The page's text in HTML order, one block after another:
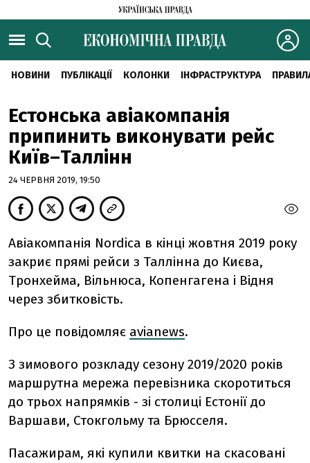
НОВИНИ ПУБЛІКАЦІЇ КОЛОНКИ ІНФРАСТРУКТУРА
Естонська авіакомпанія
припинить виконувати рейс
Київ–Таллінн
24 ЧЕРВНЯ 2019, 19:50
Авіакомпанія Nordica в кінці жовтня 2019 року
закриє прямі рейси з Таллінна до Києва,
Тронхейма, Вільнюса, Копенгагена і Відня
через збитковість.
Про це повідомляє avianews.
З зимового розкладу сезону 2019/2020 років
маршрутна мережа перевізника скоротиться
до трьох напрямків - зі столиці Естонії до
Варшави, Стокгольму та Брюсселя.
Пасажирам, які купили квитки на скасовані